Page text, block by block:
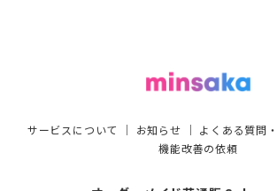
サービスについて ｜ お知らせ ｜ よくある質問
機能改善の依頼